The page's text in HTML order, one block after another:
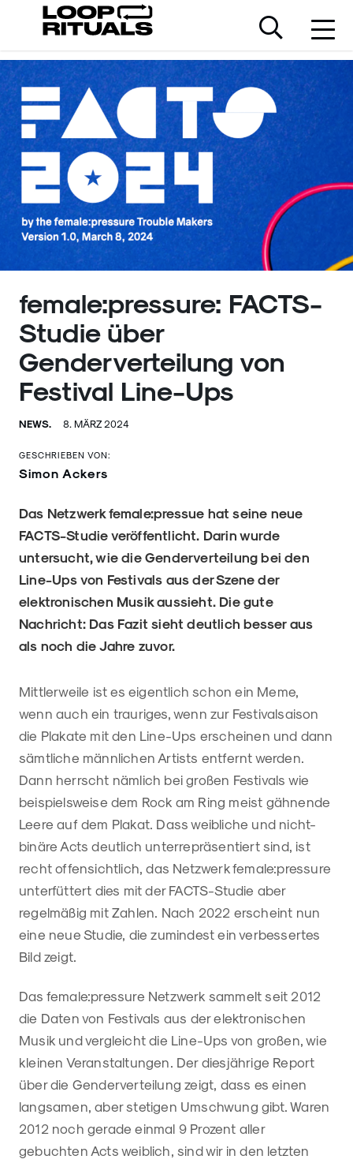
female:pressure: FACTS-
Studie über
Genderverteilung von
Festival Line-Ups
NEWS. 8. MÄRZ 2024
GESCHRIEBEN VON:
Simon Ackers
Das Netzwerk female:pressue hat seine neue
FACTS-Studie veröffentlicht. Darin wurde
untersucht, wie die Genderverteilung bei den
Line-Ups von Festivals aus der Szene der
elektronischen Musik aussieht. Die gute
Nachricht: Das Fazit sieht deutlich besser aus
als noch die Jahre zuvor.
Mittlerweile ist es eigentlich schon ein Meme,
wenn auch ein trauriges, wenn zur Festivalsaison
die Plakate mit den Line-Ups erscheinen und dann
sämtliche männlichen Artists entfernt werden.
Dann herrscht nämlich bei großen Festivals wie
beispielsweise dem Rock am Ring meist gähnende
Leere auf dem Plakat. Dass weibliche und nicht-
binäre Acts deutlich unterrepräsentiert sind, ist
recht offensichtlich, das Netzwerk female:pressure
unterfüttert dies mit der FACTS-Studie aber
regelmäßig mit Zahlen. Nach 2022 erscheint nun
eine neue Studie, die zumindest ein verbessertes
Bild zeigt.
Das female:pressure Netzwerk sammelt seit 2012
die Daten von Festivals aus der elektronischen
Musik und vergleicht die Line-Ups von großen, wie
kleinen Veranstaltungen. Der diesjährige Report
über die Genderverteilung zeigt, dass es einen
langsamen, aber stetigen Umschwung gibt. Waren
2012 noch gerade einmal 9 Prozent aller
gebuchten Acts weiblich, sind wir in den letzten